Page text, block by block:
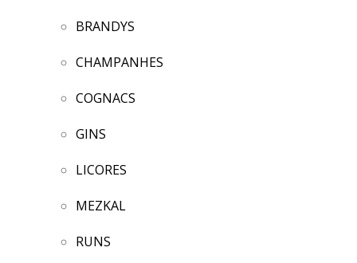
BRANDYS
CHAMPANHES
COGNACS
GINS
LICORES
MEZKAL
RUNS